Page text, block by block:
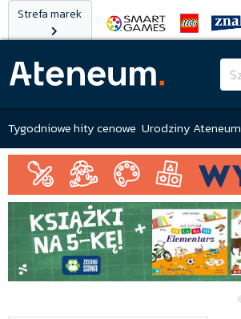
Strefa marek
Tygodniowe hity cenowe Urodziny Ateneum